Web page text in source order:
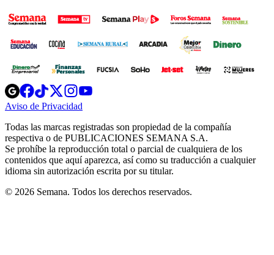
Opens
in
new
Opens
in
new
Opens
in
new
window
Opens
new
windowwindow
Aviso de Privacidad
new
window
Todas las marcas registradas son propiedad de la compañía
respectiva o de PUBLICACIONES SEMANA S.A.
Se prohíbe la reproducción total o parcial de cualquiera de los
contenidos que aquí aparezca, así como su traducción a cualquier
idioma sin autorización escrita por su titular.
© 2026 Semana. Todos los derechos reservados.